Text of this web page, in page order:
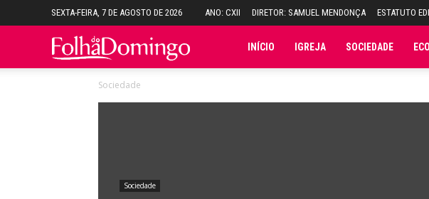
SEXTA-FEIRA, 7 DE AGOSTO DE 2026 ANO: CXII DIRETOR: SAMUEL MENDONÇA ESTATUTO
Folha INÍCIO IGREJA SOCIEDADE
Sociedade
Sociedade